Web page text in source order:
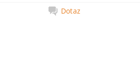
Dotaz